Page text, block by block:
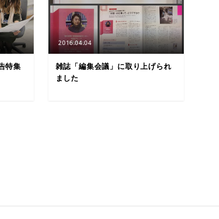
特集
2016.04.04
雑誌「編集会議」に取り上げられ
ました